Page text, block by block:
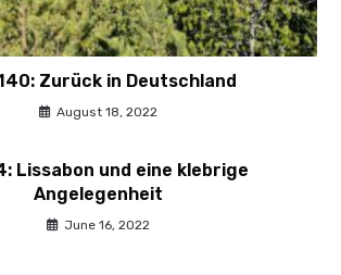
Zurück in Deutschland
August 18, 2022
Lissabon und eine klebrige
Angelegenheit
June 16, 2022